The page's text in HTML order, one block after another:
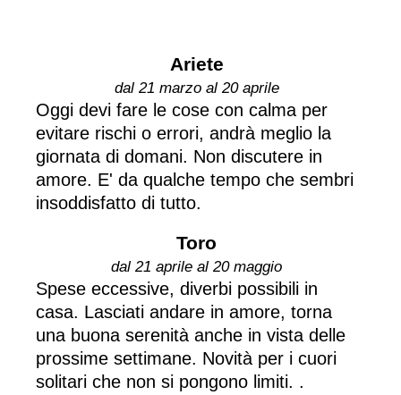
Ariete
dal 21 marzo al 20 aprile
Oggi devi fare le cose con calma per
evitare rischi o errori, andrà meglio la
giornata di domani. Non discutere in
amore. E' da qualche tempo che sembri
insoddisfatto di tutto.
Toro
dal 21 aprile al 20 maggio
Spese eccessive, diverbi possibili in
casa. Lasciati andare in amore, torna
una buona serenità anche in vista delle
prossime settimane. Novità per i cuori
solitari che non si pongono limiti. .